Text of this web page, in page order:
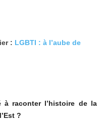
: LGBTI : à l’aube de
à raconter l’histoire de la
?